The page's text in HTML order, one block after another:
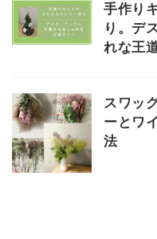
手作り
り。デ
れな王
スワッ
ーとワ
法